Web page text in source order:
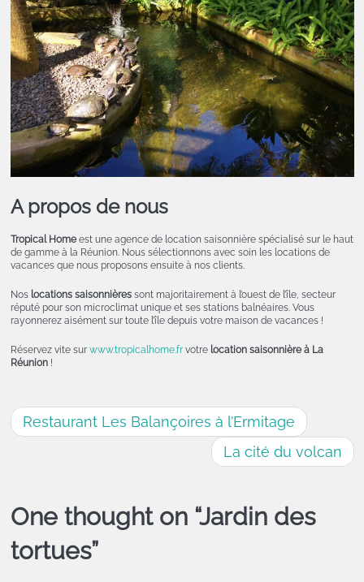
A propos de nous
Tropical Homeest une agence de location saisonnière spécialisé sur le haut
de gamme à la Réunion. Nous sélectionnons avec soin les locations de
vacances que nous proposons ensuite à nos clients.
Nos locations saisonnièressont majoritairement à l’ouest de l’île, secteur
réputé pour son microclimat unique et ses stations balnéaires. Vous
rayonnerez aisément sur toute l’île depuis votre maison de vacances !
Réservez vite sur www.tropicalhome.frvotre location saisonnière à La
Réunion!
Restaurant Les Balançoires à l’Ermitage
La cité du volcan
One thought on “Jardin des
tortues”